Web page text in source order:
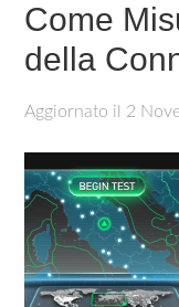
Come
della
Aggiornato il 2